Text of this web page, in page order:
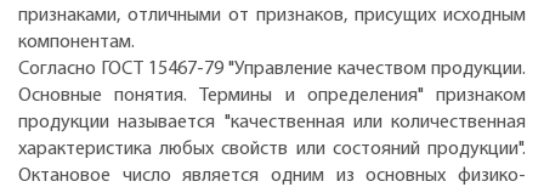
признаками, отличными от признаков, присущих исходным
компонентам.
Согласно ГОСТ 15467-79 "Управление качеством продукции.
Основные понятия. Термины и определения" признаком
продукции называется "качественная или количественная
характеристика любых свойств или состояний продукции".
Октановое число является одним из основных физико-